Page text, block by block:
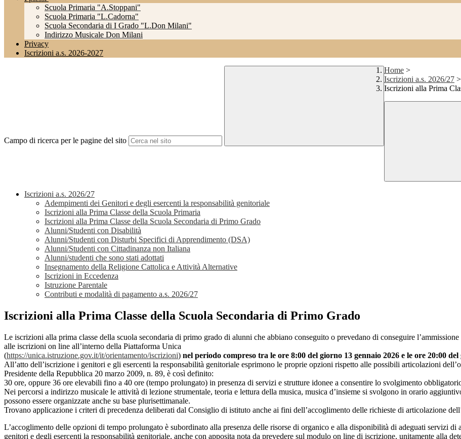
Scuola Primaria "A.Stoppani"
Scuola Primaria "L.Cadorna"
Scuola Secondaria di I Grado "L.Don Milani"
Indirizzo Musicale Don Milani
Privacy
Iscrizioni a.s. 2026-2027
Campo di ricerca per le pagine del sito
Home >
Iscrizioni a.s. 2026/27 >
Iscrizioni alla Prima
Iscrizioni a.s. 2026/27
Adempimenti dei Genitori e degli esercenti la responsabilità genitoriale
Iscrizioni alla Prima Classe della Scuola Primaria
Iscrizioni alla Prima Classe della Scuola Secondaria di Primo Grado
Alunni/Studenti con Disabilità
Alunni/Studenti con Disturbi Specifici di Apprendimento (DSA)
Alunni/Studenti con Cittadinanza non Italiana
Alunni/studenti che sono stati adottati
Insegnamento della Religione Cattolica e Attività Alternative
Iscrizioni in Eccedenza
Istruzione Parentale
Contributi e modalità di pagamento a.s. 2026/27
Iscrizioni alla Prima Classe della Scuola Secondaria di Primo Grado
Le iscrizioni alla prima classe della scuola secondaria di primo grado di alunni che abbiano conseguito o prevedano di conseguire
alle iscrizioni on line all’interno della Piattaforma Unica
(https://unica.istruzione.gov.it/it/orientamento/iscrizioni) nel periodo compreso tra le ore 8:00 del giorno 13 gennaio 2026 e le ore 20:00
All’atto dell’iscrizione i genitori e gli esercenti la responsabilità genitoriale esprimono le proprie opzioni rispetto alle possibili articolazioni
Presidente della Repubblica 20 marzo 2009, n. 89, è così definito:
30 ore, oppure 36 ore elevabili fino a 40 ore (tempo prolungato) in presenza di servizi e strutture idonee a consentire lo svolgimento
Nei percorsi a indirizzo musicale le attività di lezione strumentale, teoria e lettura della musica, musica d’insieme si svolgono in orario
possono essere organizzate anche su base plurisettimanale.
Trovano applicazione i criteri di precedenza deliberati dal Consiglio di istituto anche ai fini dell’accoglimento delle richieste di articolazione
L’accoglimento delle opzioni di tempo prolungato è subordinato alla presenza delle risorse di organico e alla disponibilità di adeguati servizi di
genitori e degli esercenti la responsabilità genitoriale, anche con apposita nota da prevedere sul modulo on line di iscrizione, unitamente alla